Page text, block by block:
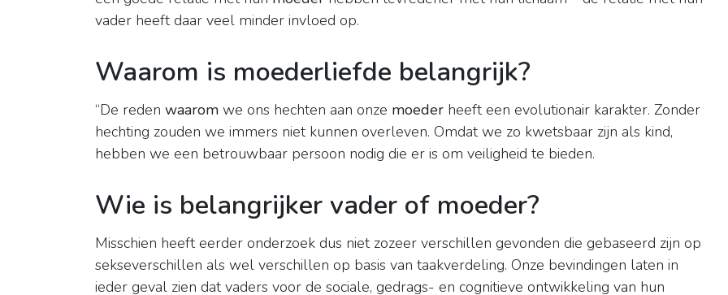
vader heeft daar veel minder invloed op.
Waarom is moederliefde belangrijk?
“De reden waarom we ons hechten aan onze moeder heeft een evolutionair karakter. Zonder
hechting zouden we immers niet kunnen overleven. Omdat we zo kwetsbaar zijn als kind,
hebben we een betrouwbaar persoon nodig die er is om veiligheid te bieden.
Wie is belangrijker vader of moeder?
Misschien heeft eerder onderzoek dus niet zozeer verschillen gevonden die gebaseerd zijn op
sekseverschillen als wel verschillen op basis van taakverdeling. Onze bevindingen laten in
ieder geval zien dat vaders voor de sociale, gedrags- en cognitieve ontwikkeling van hun